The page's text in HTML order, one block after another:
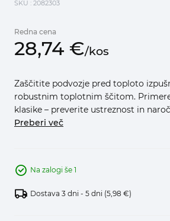
SKU : 2082303
Redna cena
28,74 €/kos
Zaščitite podvozje pred toploto
robustnim toplotnim ščitom.
klasike – preverite ustreznost in
Preberi več
Na zalogi še 1
Dostava 3 dni - 5 dni (5,98 €)